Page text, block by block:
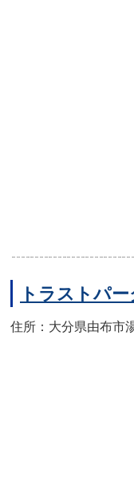
トラストパ
住所：大分県由布市